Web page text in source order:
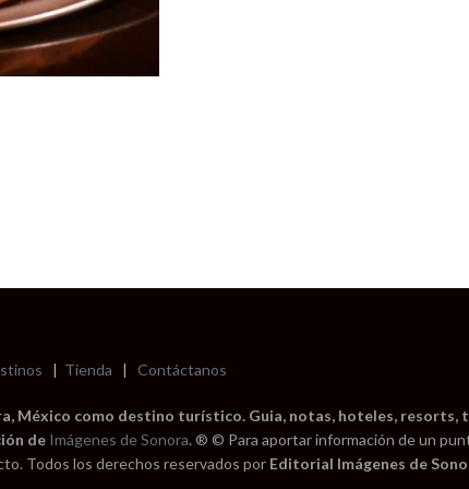
| Tienda | Contáctanos
México como destino turístico. Guia, notas, hoteles, resorts,
de Imágenes de Sonora. ® © Para aportar información de un
Todos los derechos reservados por Editorial Imágenes de